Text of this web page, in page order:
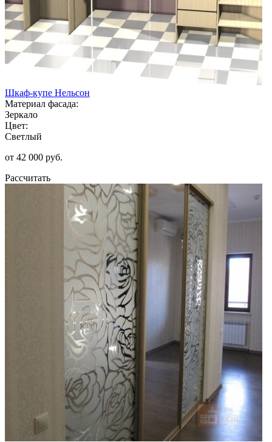
Шкаф-купе Нельсон
Материал фасада:
Зеркало
Цвет:
Светлый
от 42 000 руб.
Рассчитать